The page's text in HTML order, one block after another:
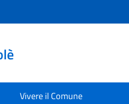
Vivere il Comune